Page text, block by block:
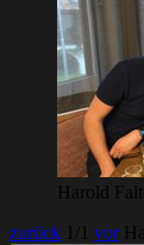
Harold
zurück 1 /1 vor